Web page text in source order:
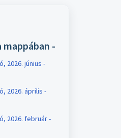
mappában -
2026. június -
2026. április -
2026. február -